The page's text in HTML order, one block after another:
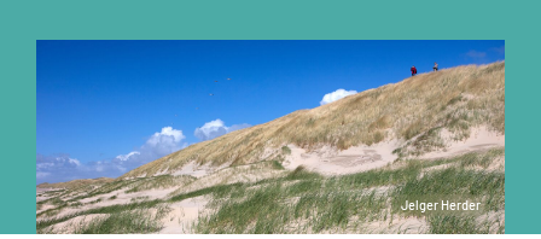
Jelger Herder